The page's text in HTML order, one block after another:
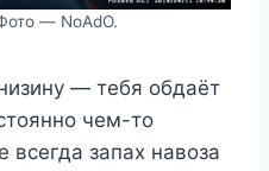
— NoAdO.
— тебя обдаёт
чем-то
всегда запах навоза